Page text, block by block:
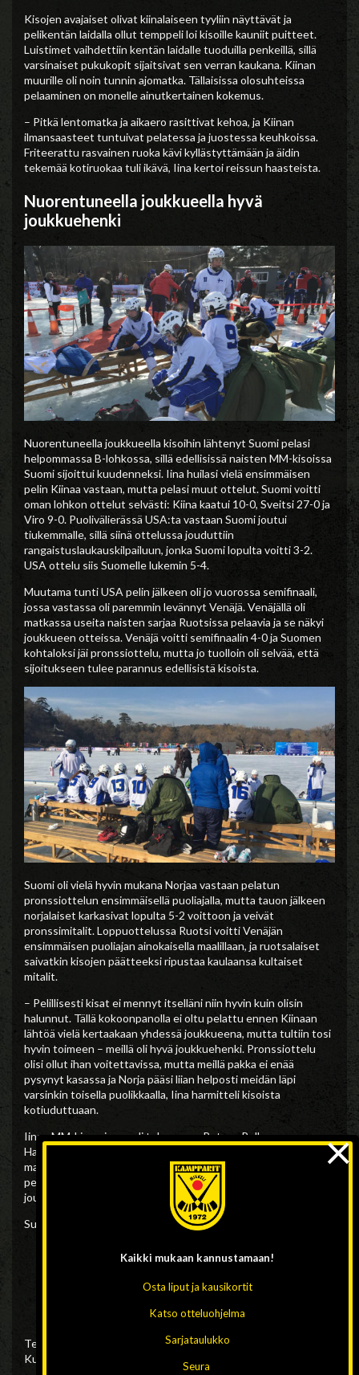
Kisojen avajaiset olivat kiinalaiseen tyyliin näyttävät ja
pelikentän laidalla ollut temppeli loi kisoille kauniit puitteet.
Luistimet vaihdettiin kentän laidalle tuoduilla penkeillä, sillä
varsinaiset pukukopit sijaitsivat sen verran kaukana. Kiinan
muurille oli noin tunnin ajomatka. Tällaisissa olosuhteissa
pelaaminen on monelle ainutkertainen kokemus.
– Pitkä lentomatka ja aikaero rasittivat kehoa, ja Kiinan
ilmansaasteet tuntuivat pelatessa ja juostessa keuhkoissa.
Friteerattu rasvainen ruoka kävi kyllästyttämään ja äidin
tekemää kotiruokaa tuli ikävä, Iina kertoi reissun haasteista.
Nuorentuneella joukkueella hyvä
joukkuehenki
Nuorentuneella joukkueella kisoihin lähtenyt Suomi pelasi
helpommassa B-lohkossa, sillä edellisissä naisten MM-kisoissa
Suomi sijoittui kuudenneksi. Iina huilasi vielä ensimmäisen
pelin Kiinaa vastaan, mutta pelasi muut ottelut. Suomi voitti
oman lohkon ottelut selvästi: Kiina kaatui 10-0, Sveitsi 27-0 ja
Viro 9-0. Puolivälierässä USA:ta vastaan Suomi joutui
tiukemmalle, sillä siinä ottelussa jouduttiin
rangaistuslaukauskilpailuun, jonka Suomi lopulta voitti 3-2.
USA ottelu siis Suomelle lukemin 5-4.
Muutama tunti USA pelin jälkeen oli jo vuorossa semifinaali,
jossa vastassa oli paremmin levännyt Venäjä. Venäjällä oli
matkassa useita naisten sarjaa Ruotsissa pelaavia ja se näkyi
joukkueen otteissa. Venäjä voitti semifinaalin 4-0 ja Suomen
kohtaloksi jäi pronssiottelu, mutta jo tuolloin oli selvää, että
sijoitukseen tulee parannus edellisistä kisoista.
Suomi oli vielä hyvin mukana Norjaa vastaan pelatun
pronssiottelun ensimmäisellä puoliajalla, mutta tauon jälkeen
norjalaiset karkasivat lopulta 5-2 voittoon ja veivät
pronssimitalit. Loppuottelussa Ruotsi voitti Venäjän
ensimmäisen puoliajan ainokaisella maalillaan, ja ruotsalaiset
saivatkin kisojen päätteeksi ripustaa kaulaansa kultaiset
mitalit.
– Pelillisesti kisat ei mennyt itselläni niin hyvin kuin olisin
halunnut. Tällä kokoonpanolla ei oltu pelattu ennen Kiinaan
lähtöä vielä kertaakaan yhdessä joukkueena, mutta tultiin tosi
hyvin toimeen – meillä oli hyvä joukkuehenki. Pronssiottelu
olisi ollut ihan voitettavissa, mutta meillä pakka ei enää
pysynyt kasassa ja Norja pääsi liian helposti meidän läpi
varsinkin toisella puolikkaalla, Iina harmitteli kisoista
kotiuduttuaan.
Iinan MM-kisareissua oli tukemassa Putaan Pulla
Haukiputaalta. Seuraavan kerran maajoukkueen paita on
mahdollista pukea Uppsalassa 18.-19.3., kun T17-maajoukkue
pelaa Ruotsia ja Norjaa vastaan. T17-maaotteluihin lähtevä
joukkue nimetään myöhemmin.
Suomen ottelut MM-kisoissa:
10.1. Suomi – Sveitsi 27-0
12.1. Puolivälierä: USA – Suomi 4-5 (2-2) (0-0) rl 2-3
13.1. Pronssiottelu: Norja – Suomi 5-2 (2-1)
Teksti: Mari Ukkonen
Kuvat: Artur Fedorov
Kaikki mukaan kannustamaan!
Osta liput ja kausikortit
Katso otteluohjelma
Sarjataulukko
Seura
×